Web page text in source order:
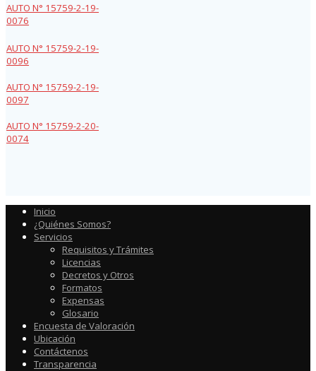
AUTO N° 15759-2-19-
0076
AUTO N° 15759-2-19-
0096
AUTO N° 15759-2-19-
0097
AUTO N° 15759-2-20-
0074
Inicio
¿Quiénes Somos?
Servicios
Requisitos y Trámites
Licencias
Decretos y Otros
Formatos
Expensas
Glosario
Encuesta de Valoración
Ubicación
Contáctenos
Transparencia